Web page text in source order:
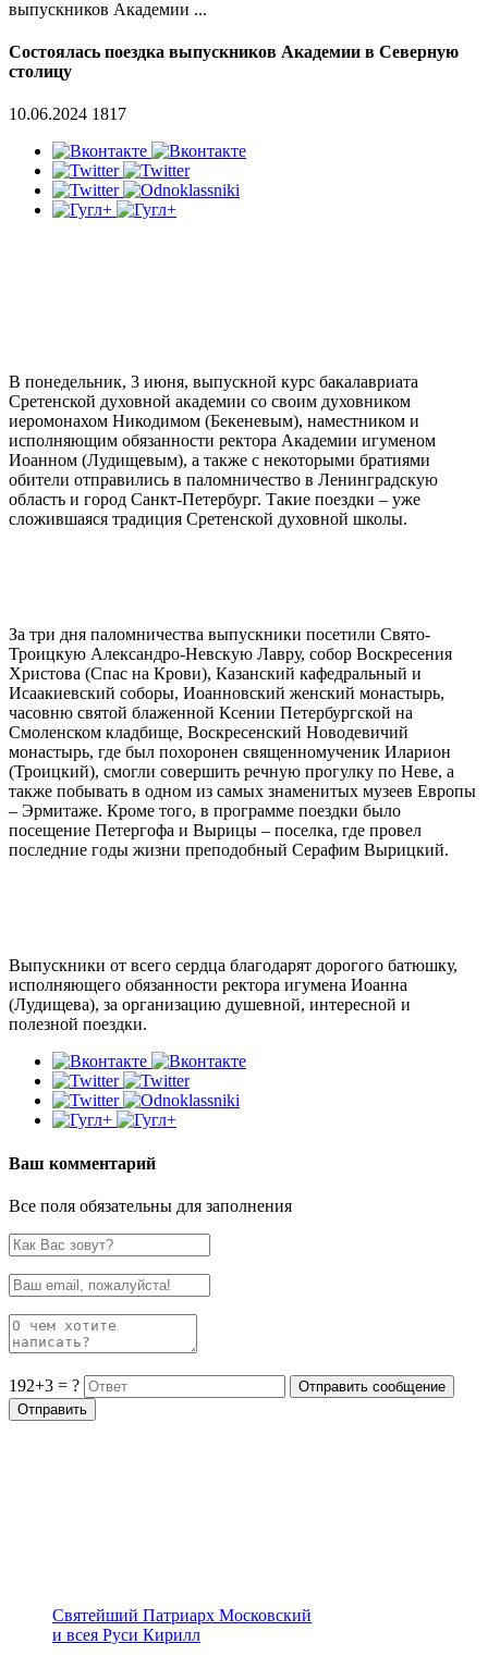
выпускников Академии ...
Состоялась поездка выпускников Академии в Северную
столицу
10.06.2024 1817
В понедельник, 3 июня, выпускной курс бакалавриата
Сретенской духовной академии со своим духовником
иеромонахом Никодимом (Бекеневым), наместником и
исполняющим обязанности ректора Академии игуменом
Иоанном (Лудищевым), а также с некоторыми братиями
обители отправились в паломничество в Ленинградскую
область и город Санкт-Петербург. Такие поездки – уже
сложившаяся традиция Сретенской духовной школы.
За три дня паломничества выпускники посетили Свято-
Троицкую Александро-Невскую Лавру, собор Воскресения
Христова (Спас на Крови), Казанский кафедральный и
Исаакиевский соборы, Иоанновский женский монастырь,
часовню святой блаженной Ксении Петербургской на
Смоленском кладбище, Воскресенский Новодевичий
монастырь, где был похоронен священномученик Иларион
(Троицкий), смогли совершить речную прогулку по Неве, а
также побывать в одном из самых знаменитых музеев Европы
– Эрмитаже. Кроме того, в программе поездки было
посещение Петергофа и Вырицы – поселка, где провел
последние годы жизни преподобный Серафим Вырицкий.
Выпускники от всего сердца благодарят дорогого батюшку,
исполняющего обязанности ректора игумена Иоанна
(Лудищева), за организацию душевной, интересной и
полезной поездки.
Ваш комментарий
Все поля обязательны для заполнения
192+3 = ?
Святейший Патриарх Московский
и всея Руси Кирилл